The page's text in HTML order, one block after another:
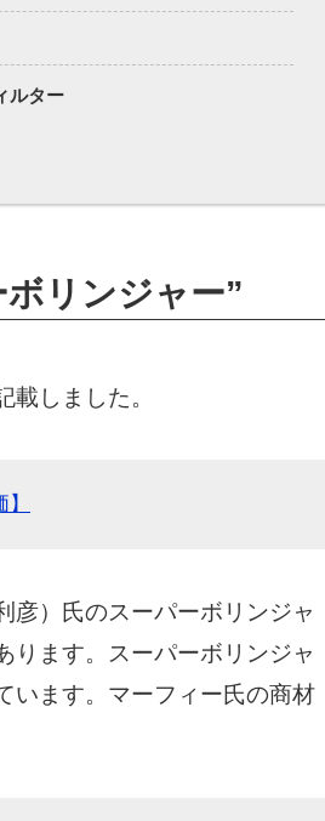
ルター
リンジャー”
しました。
彦）氏のスーパーボリンジャ
ります。スーパーボリンジャ
います。マーフィー氏の商材